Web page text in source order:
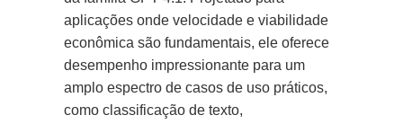
aplicações onde velocidade e viabilidade
econômica são fundamentais, ele oferece
desempenho impressionante para um
amplo espectro de casos de uso práticos,
como classificação de texto,